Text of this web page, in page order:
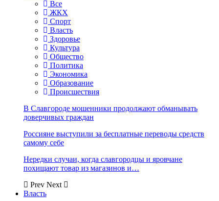
Все
ЖКХ
Спорт
Власть
Здоровье
Культура
Общество
Политика
Экономика
Образование
Происшествия
В Славгороде мошенники продолжают обманывать
доверчивых граждан
Россияне выступили за бесплатные переводы средств
самому себе
Нередки случаи, когда славгородцы и яровчане
похищают товар из магазинов и…
Prev Next
Власть